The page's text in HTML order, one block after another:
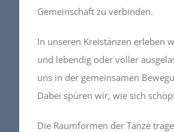
Gemeinschaft zu verbinden.
In unseren Kreistänzen erleben
und lebendig oder voller
uns in der gemeinsamen
Dabei spüren wir, wie sich
Die Raumformen der Tänze